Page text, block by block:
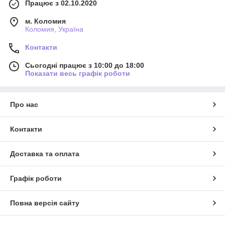
Працює з 02.10.2020
м. Коломия
Коломия, Україна
Контакти
Сьогодні працює з 10:00 до 18:00
Показати весь графік роботи
Про нас
Контакти
Доставка та оплата
Графік роботи
Повна версія сайту